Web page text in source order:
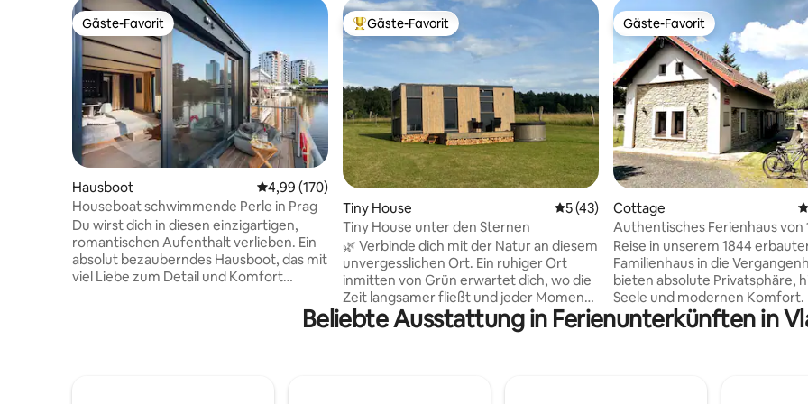
Gäste-Favorit
Gäste-Favorit
Hausboot Durchschnittliche Bewertung: 4,99 von 5, 170 Bewertungen
4,99 (170)
Houseboat schwimmende Perle in Prag
Du wirst dich in diesen einzigartigen,
romantischen Aufenthalt verlieben. Ein
absolut bezauberndes Hausboot, das mit
viel Liebe zum Detail und Komfort
unvergesslichen Aufenthalt erleben und
Beliebter Gäste-Favorit.
Gäste-Favorit
Tiny House Durchschnittliche Bewertung: 5 von 5,
5 (43)
Tiny House unter den Sternen
🌿 Verbinde dich mit der Natur an diesem
unvergesslichen Ort. Ein ruhiger Ort
inmitten von Grün erwartet dich, wo die
Zeit langsamer fließt und jeder Moment
seinen Charme hat. Am Abend genießt
du einen wunderschönen
Gäste-Favorit
Gäste-Favorit
Cottage
Authentisches Ferienhaus von
Ruhe in der Nähe von Prag
Reise in unserem 1844
Familienhaus in die
bieten absolute Privatsphäre,
Seele und modernen
für einen romantischen
Radtouren (auf der Strecke)
von Prag entfernt, in der Nähe
Beliebte Ausstattung in Ferienunterkünften in